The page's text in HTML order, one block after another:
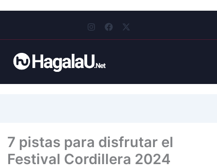
n
r
m
a
-
r
7 pistas para disfrutar el
Festival Cordillera 2024